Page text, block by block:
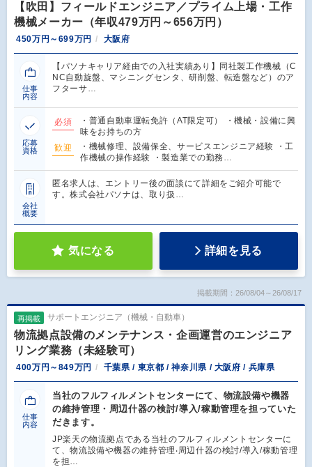
【吹田】フィールドエンジニア／プライム上場・工作
機械メーカー（年収479万円～656万円）
450万円～699万円 大阪府
仕事
内容
【パソナキャリア経由での入社実績あり】同社製工作機械（C
NC自動旋盤、マシニングセンタ、研削盤、転造盤など）のア
フターサ…
応募
資格
必須
・普通自動車運転免許（AT限定可） ・機械・設備に興
味をお持ちの方
歓迎
・機械修理、設備保全、サービスエンジニア経験 ・工
作機械の操作経験 ・製造業での勤務…
会社
概要
匿名求人は、エントリー後の面談にて詳細をご紹介可能で
す。株式会社パソナは、取り扱…
気になる 詳細を見る
掲載期間：26/08/04～26/08/17
再掲載 サポートエンジニア（機械・自動車）
物流拠点設備のメンテナンス・企画運営のエンジニア
リング業務（未経験可）
400万円～849万円 千葉県 / 東京都 / 神奈川県 / 大阪府 / 兵庫県
仕事
内容
当社のフルフィルメントセンターにて、物流設備や機器
の維持管理・周辺什器の検討/導⼊/稼動管理を担っていた
だきます。
JP楽天の物流拠点である当社のフルフィルメントセンターに
て、物流設備や機器の維持管理‧周辺什器の検討/導⼊/稼動管理
を担…